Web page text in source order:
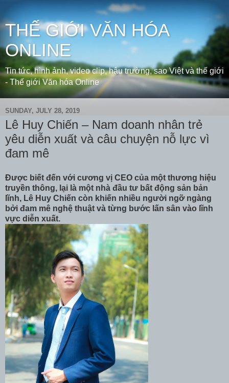
THẾ GIỚI VĂN HÓA
ONLINE
Tin tức, hình ảnh, video clip, hậu trường, sao Việt và thế giới
- Thế giới Văn hóa Online
SUNDAY, JULY 28, 2019
Lê Huy Chiến – Nam doanh nhân trẻ
yêu diễn xuất và câu chuyện nỗ lực vì
đam mê
Được biết đến với cương vị CEO của một thương hiệu
truyền thông, lại là một nhà đầu tư bất động sản bản
lĩnh, Lê Huy Chiến còn khiến nhiều người ngỡ ngàng
bởi đam mê nghệ thuật và từng bước lấn sân vào lĩnh
vực diễn xuất.